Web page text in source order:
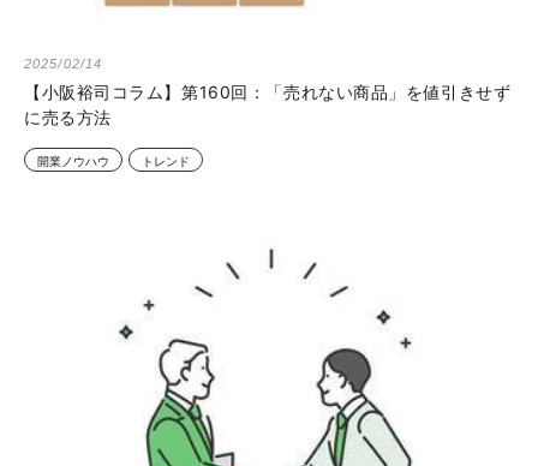
2025/02/14
【小阪裕司コラム】第160回：「売れない商品」を値引きせず
に売る方法
開業ノウハウ トレンド